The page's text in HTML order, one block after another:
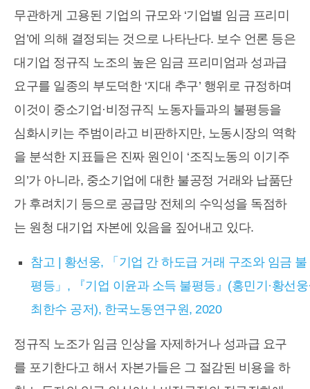
무관하게 고용된 기업의 규모와 ‘기업별 임금 프리미
엄’에 의해 결정되는 것으로 나타난다. 보수 언론 등은
대기업 정규직 노조의 높은 임금 프리미엄과 성과급
요구를 일종의 부도덕한 ‘지대 추구’ 행위로 규정하며
이것이 중소기업·비정규직 노동자들과의 불평등을
심화시키는 주범이라고 비판하지만, 노동시장의 역학
을 분석한 지표들은 진짜 원인이 ‘조직노동의 이기주
의’가 아니라, 중소기업에 대한 불공정 거래와 납품단
가 후려치기 등으로 공급망 전체의 수익성을 독점하
는 원청 대기업 자본에 있음을 짚어내고 있다.
참고 | 황선웅, 「기업 간 하도급 거래 구조와 임금 불
평등」, 『기업 이윤과 소득 불평등』(홍민기·황선웅
최한수 공저), 한국노동연구원, 2020
정규직 노조가 임금 인상을 자제하거나 성과급 요구
를 포기한다고 해서 자본가들은 그 절감된 비용을 하